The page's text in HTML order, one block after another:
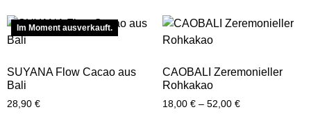
Im Moment ausverkauft.
SUYANA Flow Cacao aus
Bali
28,90 €
CAOBALI Zeremonieller
Rohkakao
18,00 € – 52,00 €